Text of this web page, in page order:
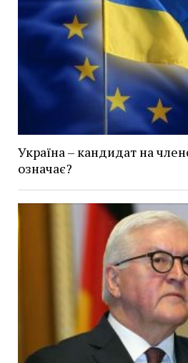
Україна – кандидат на
означає?